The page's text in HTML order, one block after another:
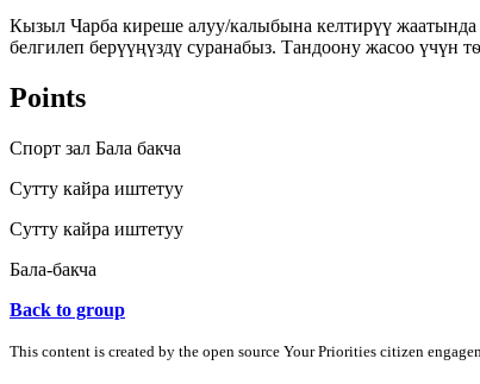
Кызыл Чарба киреше алуу/калыбына келтирүү
белгилеп берүүңүздү суранабыз. Тандоону жасоо
Points
Спорт зал Бала бакча
Сутту кайра иштетуу
Сутту кайра иштетуу
Бала-бакча
Back to group
This content is created by the open source Your Priorities citizen